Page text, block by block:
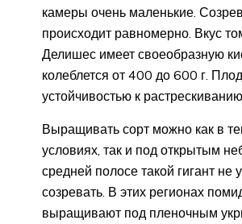
камеры очень маленькие.
происходит равномерно. Вкус
Делишес имеет своеобразную
колеблется от 400 до 600 г.
устойчивостью к растрескиванию.
Выращивать сорт можно как в
условиях, так и под открытым
средней полосе такой гигант не
созревать. В этих регионах
выращивают под пленочным